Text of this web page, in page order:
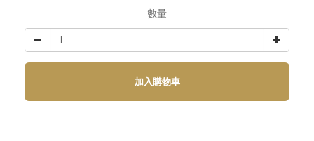
數量
加入購物車